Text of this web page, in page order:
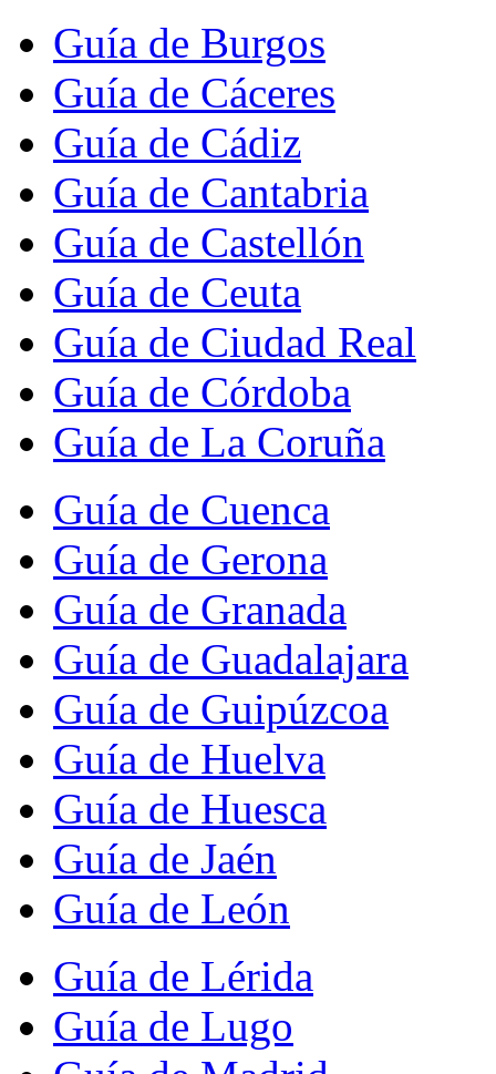
Guía de Burgos
Guía de Cáceres
Guía de Cádiz
Guía de Cantabria
Guía de Castellón
Guía de Ceuta
Guía de Ciudad Real
Guía de Córdoba
Guía de La Coruña
Guía de Cuenca
Guía de Gerona
Guía de Granada
Guía de Guadalajara
Guía de Guipúzcoa
Guía de Huelva
Guía de Huesca
Guía de Jaén
Guía de León
Guía de Lérida
Guía de Lugo